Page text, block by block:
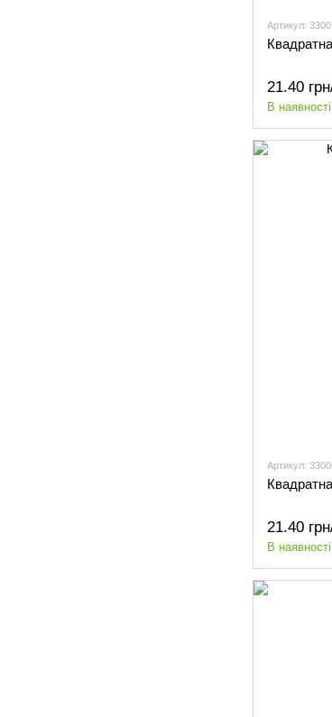
Артикул:
21.40
В наявності
Артикул:
21.40
В наявності